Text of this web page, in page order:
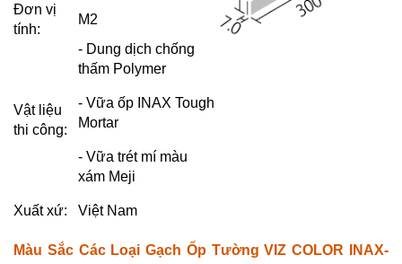
Đơn vị
tính:
M2
Vật liệu
thi công:
- Dung dịch chống
thấm Polymer
- Vữa ốp INAX Tough
Mortar
- Vữa trét mí màu
xám Meji
Xuất xứ: Việt Nam
Màu Sắc Các Loại Gạch Ốp Tường VIZ COLOR INAX-